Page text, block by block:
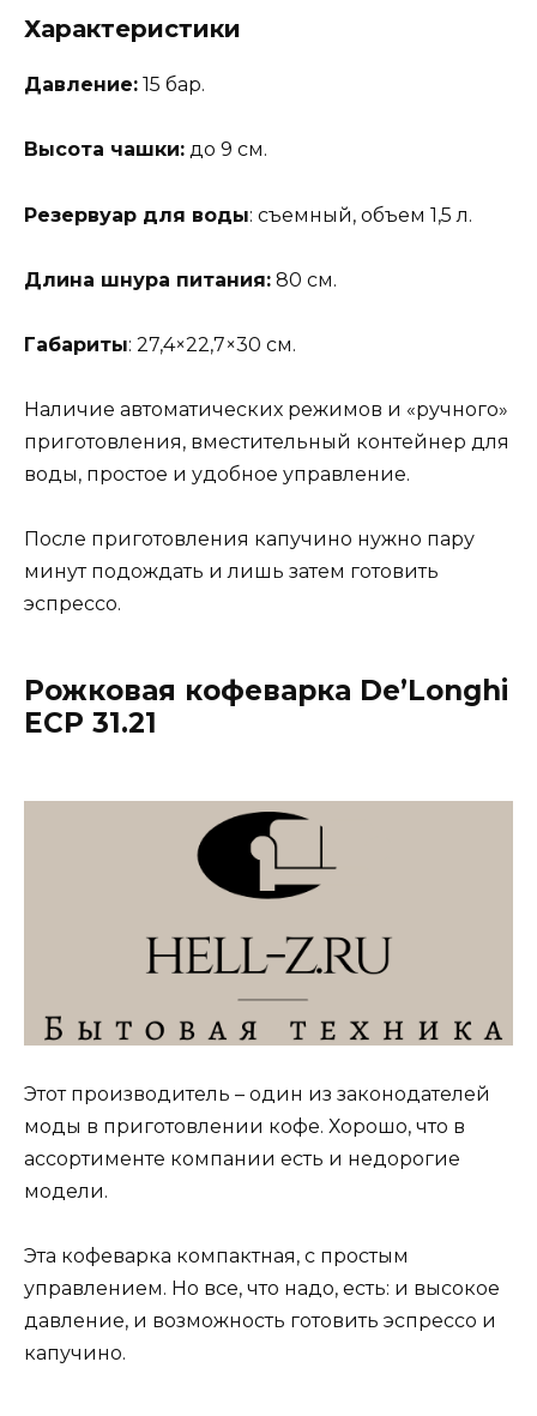
Характеристики
Давление: 15 бар.
Высота чашки: до 9 см.
Резервуар для воды: съемный, объем 1,5 л.
Длина шнура питания: 80 см.
Габариты: 27,4×22,7×30 см.
Наличие автоматических режимов и «ручного»
приготовления, вместительный контейнер для
воды, простое и удобное управление.
После приготовления капучино нужно пару
минут подождать и лишь затем готовить
эспрессо.
Рожковая кофеварка De’Longhi
ECP 31.21
Этот производитель – один из законодателей
моды в приготовлении кофе. Хорошо, что в
ассортименте компании есть и недорогие
модели.
Эта кофеварка компактная, с простым
управлением. Но все, что надо, есть: и высокое
давление, и возможность готовить эспрессо и
капучино.